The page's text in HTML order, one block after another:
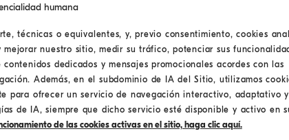
humana
técnicas o equivalentes, y, previo consentimiento, cookies
nuestro sitio, medir su tráfico, potenciar sus
dedicados y mensajes promocionales acordes con las
Además, en el subdominio de IA del Sitio, utilizamos
para ofrecer un servicio de navegación interactivo, adaptativo y
de IA, siempre que dicho servicio esté disponible y activo en
de las cookies activas en el sitio, haga clic aquí.